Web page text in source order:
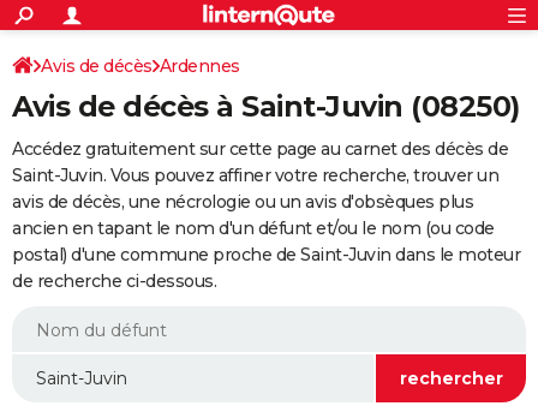
ACTUALITÉS
Politique
Société
Faits Divers
Education
Monde
Villes
+
SPORT
Coupe du monde 2026
Football
Tennis
Cyclisme
Rugby
Forum
Programme TV
TNT
Streaming
Cinéma
Sorties cinéma
Musique
+
FINANCE
Retraite
Impôts
Epargne
Immobilier
Risques naturels par ville
Banque
Assurance
Crédit
AUTO
Essais
Réserver un essai
Citadines
Berlines
SUV
Forum auto
+
HIGH-TECH
BRICOLAGE
WEEK-END
Avis de décès Ardennes
Avis de décès à Saint-Juvin (08250)
Accédez gratuitement sur cette page au carnet des décès de
Saint-Juvin. Vous pouvez affiner votre recherche, trouver un
avis de décès, une nécrologie ou un avis d'obsèques plus
ancien en tapant le nom d'un défunt et/ou le nom (ou code
postal) d'une commune proche de Saint-Juvin dans le moteur
de recherche ci-dessous.